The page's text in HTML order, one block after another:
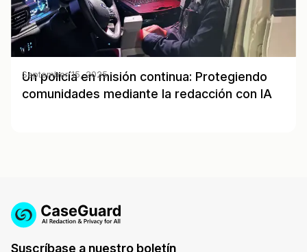
Un policía en misión continua: Protegiendo
comunidades mediante la redacción con IA
September 15, 2025
Suscríbase a nuestro boletín